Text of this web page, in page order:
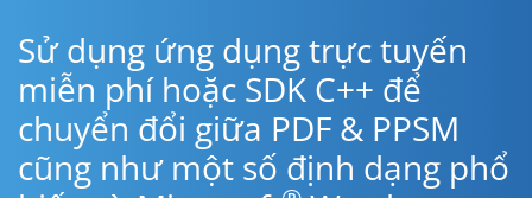
Sử dụng ứng dụng trực tuyến
miễn phí hoặc SDK C++ để
chuyển đổi giữa PDF & PPSM
cũng như một số định dạng phổ